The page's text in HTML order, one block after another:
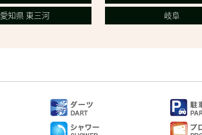
愛知県 東三河 岐阜